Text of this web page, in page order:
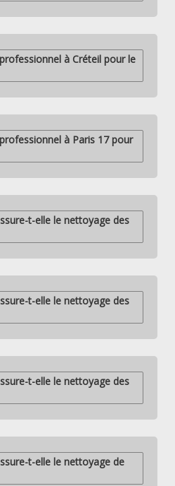
à Créteil pour le
à Paris 17 pour
t-elle le nettoyage des
t-elle le nettoyage des
t-elle le nettoyage des
t-elle le nettoyage de